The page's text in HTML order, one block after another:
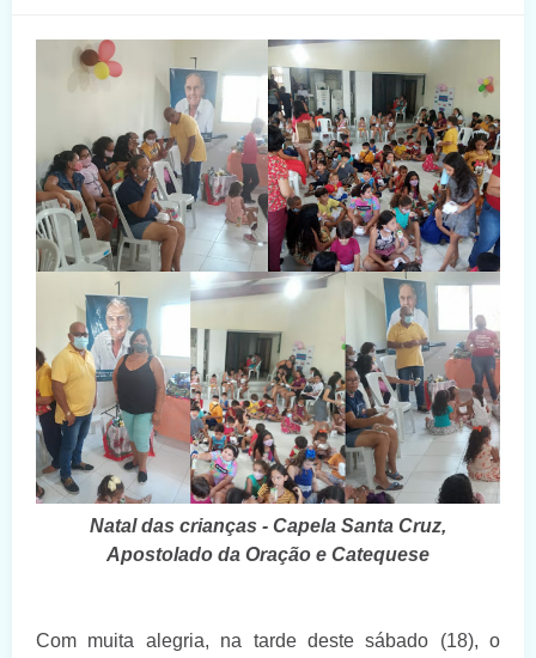
Natal das crianças - Capela Santa Cruz,
Apostolado da Oração e Catequese
Com muita alegria, na tarde deste sábado (18), o